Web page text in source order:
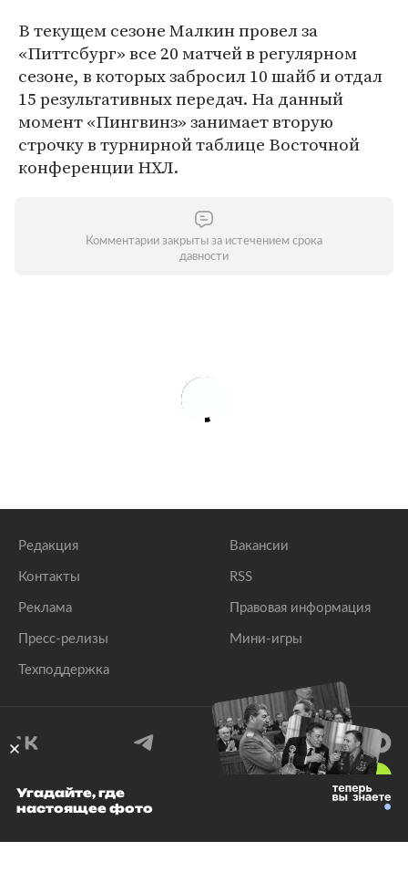
В текущем сезоне Малкин провел за
«Питтсбург» все 20 матчей в регулярном
сезоне, в которых забросил 10 шайб и отдал
15 результативных передач. На данный
момент «Пингвинз» занимает вторую
строчку в турнирной таблице Восточной
конференции НХЛ.
Комментарии закрыты за истечением срока
давности
Редакция
Контакты
Реклама
Пресс-релизы
Техподдержка
Вакансии
RSS
Правовая информация
Мини-игры
© 1999–2026 Все права защищены.
Угадайте, где
настоящее фото